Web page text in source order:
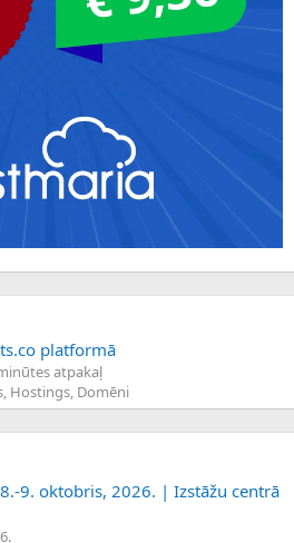
platformā
atpakaļ
Hostings, Domēni
9. oktobris, 2026. | Izstāžu centrā